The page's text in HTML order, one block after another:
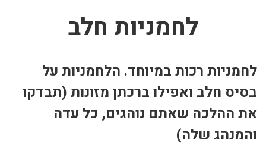
לחמניות חלב
לחמניות רכות במיוחד. הלחמניות על
בסיס חלב ואפילו ברכתן מזונות (תבדקו
את ההלכה שאתם נוהגים, כל עדה
והמנהג שלה)